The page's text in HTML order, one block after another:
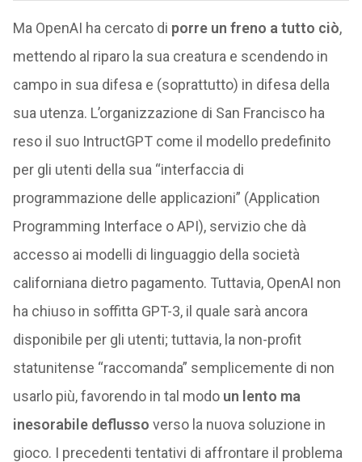
Ma OpenAI ha cercato di porre un freno a tutto ciò,
mettendo al riparo la sua creatura e scendendo in
campo in sua difesa e (soprattutto) in difesa della
sua utenza. L’organizzazione di San Francisco ha
reso il suo IntructGPT come il modello predefinito
per gli utenti della sua “interfaccia di
programmazione delle applicazioni” (Application
Programming Interface o API), servizio che dà
accesso ai modelli di linguaggio della società
californiana dietro pagamento. Tuttavia, OpenAI non
ha chiuso in soffitta GPT-3, il quale sarà ancora
disponibile per gli utenti; tuttavia, la non-profit
statunitense “raccomanda” semplicemente di non
usarlo più, favorendo in tal modo un lento ma
inesorabile deflusso verso la nuova soluzione in
gioco. I precedenti tentativi di affrontare il problema